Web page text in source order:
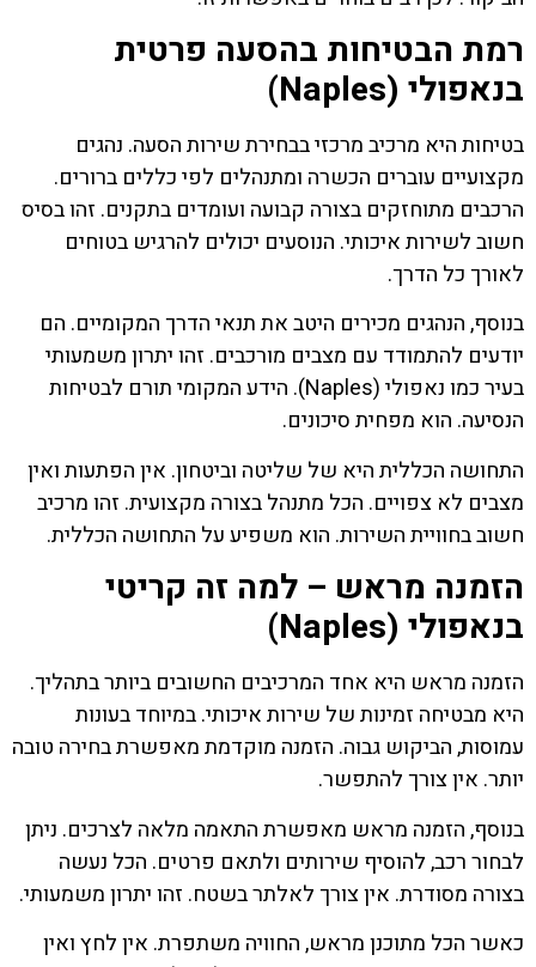
רמת הבטיחות בהסעה פרטית
בנאפולי (Naples)
בטיחות היא מרכיב מרכזי בבחירת שירות הסעה. נהגים
מקצועיים עוברים הכשרה ומתנהלים לפי כללים ברורים.
הרכבים מתוחזקים בצורה קבועה ועומדים בתקנים. זהו בסיס
חשוב לשירות איכותי. הנוסעים יכולים להרגיש בטוחים
לאורך כל הדרך.
בנוסף, הנהגים מכירים היטב את תנאי הדרך המקומיים. הם
יודעים להתמודד עם מצבים מורכבים. זהו יתרון משמעותי
בעיר כמו נאפולי (Naples). הידע המקומי תורם לבטיחות
הנסיעה. הוא מפחית סיכונים.
התחושה הכללית היא של שליטה וביטחון. אין הפתעות ואין
מצבים לא צפויים. הכל מתנהל בצורה מקצועית. זהו מרכיב
חשוב בחוויית השירות. הוא משפיע על התחושה הכללית.
הזמנה מראש – למה זה קריטי
בנאפולי (Naples)
הזמנה מראש היא אחד המרכיבים החשובים ביותר בתהליך.
היא מבטיחה זמינות של שירות איכותי. במיוחד בעונות
עמוסות, הביקוש גבוה. הזמנה מוקדמת מאפשרת בחירה טובה
יותר. אין צורך להתפשר.
בנוסף, הזמנה מראש מאפשרת התאמה מלאה לצרכים. ניתן
לבחור רכב, להוסיף שירותים ולתאם פרטים. הכל נעשה
בצורה מסודרת. אין צורך לאלתר בשטח. זהו יתרון משמעותי.
כאשר הכל מתוכנן מראש, החוויה משתפרת. אין לחץ ואין